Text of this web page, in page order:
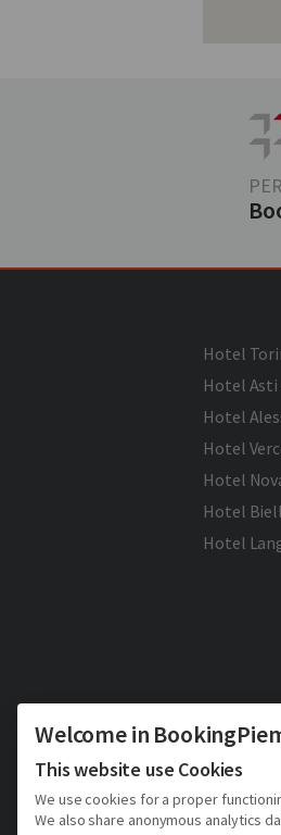
Hotel
Hotel Asti
Hotel
Hotel
Hotel
Hotel
Hotel
Welcome in
This website use Cookies
We use cookies for a proper
We also share anonymous analytics